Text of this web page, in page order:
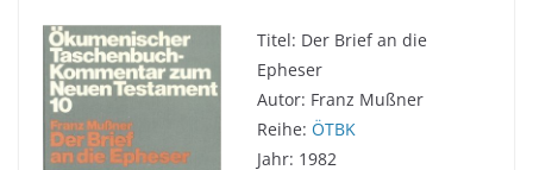
Titel: Der Brief an die
Epheser
Autor: Franz Mußner
Reihe: ÖTBK
Jahr: 1982